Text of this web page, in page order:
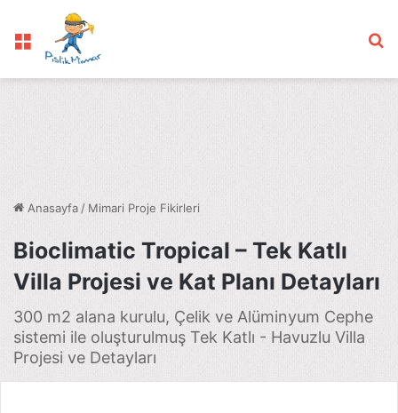
Menü
Anasayfa / Mimari Proje Fikirleri
Bioclimatic Tropical – Tek Katlı
Villa Projesi ve Kat Planı Detayları
300 m2 alana kurulu, Çelik ve Alüminyum Cephe
sistemi ile oluşturulmuş Tek Katlı - Havuzlu Villa
Projesi ve Detayları